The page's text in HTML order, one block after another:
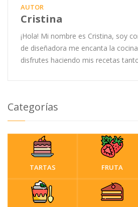
AUTOR
Cristina
¡Hola! Mi nombre es Cristina, soy
de diseñadora me encanta la
disfrutes haciendo mis recetas
Categorías
TARTAS FRUTA